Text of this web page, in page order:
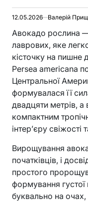
12.05.2026 Валерій
Авокадо рослина
лаврових, яке
кісточку на пишне
Persea americana
Центральної
формувалася її
двадцяти метрів,
компактним
інтер’єру свіжості
Вирощування
початківців, і
простого
формування
буквально на очах,